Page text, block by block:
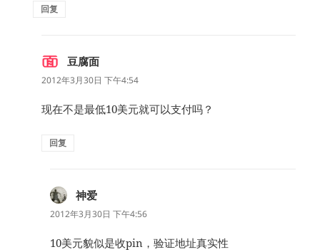
回复
豆腐面
道：
2012年3月30日 下午4:54
现在不是最低10美元就可以支付吗？
回复
神爱
道：
2012年3月30日 下午4:56
10美元貌似是收pin，验证地址真实性